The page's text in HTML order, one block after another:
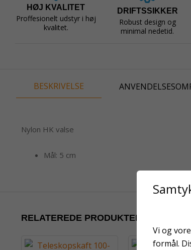
HØJ KVALITET
Proffesionelt udstyr i høj
kvalitet.
DRIFTSSIKKER
Robust design og
minimal nedetid.
BESKRIVELSE
Nylon HK valse
Mål: 5 cm
RELATEREDE PRODUKTER
Vi og
formål.